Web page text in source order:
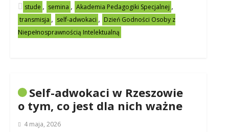
stude , semina , Akademia Pedagogiki Specjalnej ,
transmisja , self-adwokaci , Dzień Godności Osoby z
Niepełnosprawnością Intelektualną
Self-adwokaci w Rzeszowie
o tym, co jest dla nich ważne
4 maja, 2026